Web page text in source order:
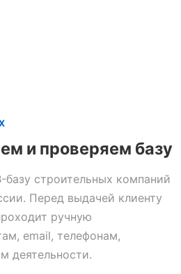
и проверяем базу
строительных компаний
Перед выдачей клиенту
ручную
email, телефонам,
деятельности.